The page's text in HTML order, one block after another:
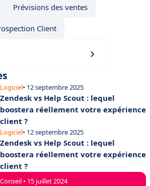
Prévisions des ventes
Client
Logiciel• 12 septembre 2025
Zendesk vs Help Scout : lequel
boostera réellement votre expérience
client ?
Logiciel• 12 septembre 2025
Zendesk vs Help Scout : lequel
boostera réellement votre expérience
client ?
Conseil • 15 juillet 2024